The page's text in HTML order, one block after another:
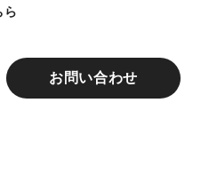
お問い合わせ